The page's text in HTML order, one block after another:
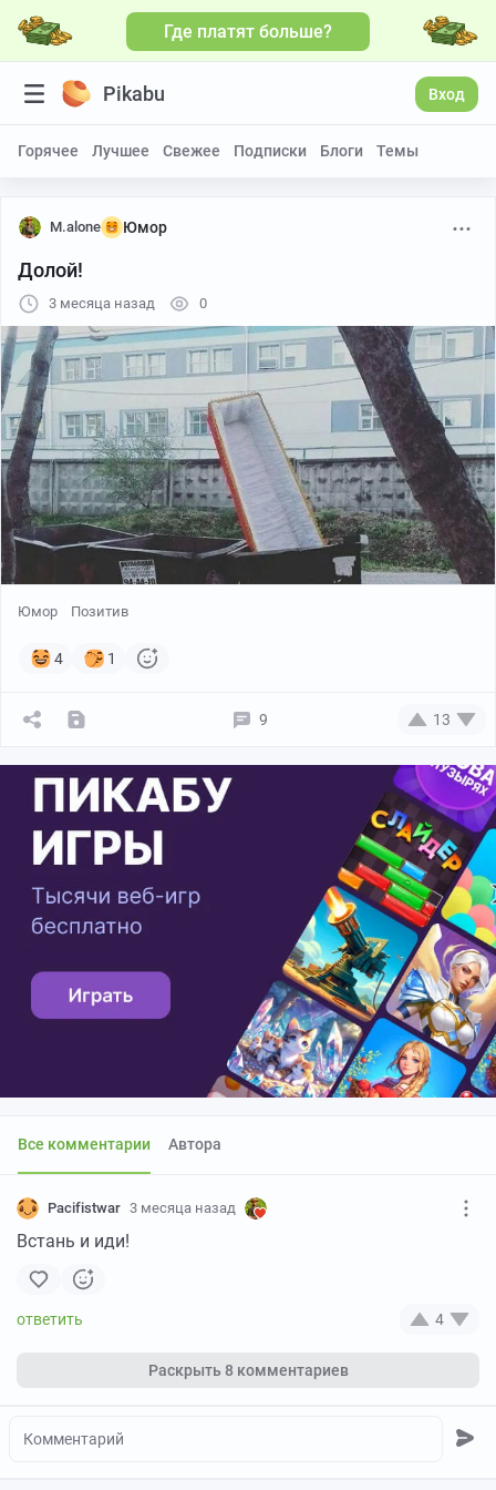
Где платят больше?
Pikabu Вход
Горячее Лучшее Свежее Подписки Блоги Темы
M.alone Юмор
Долой!
3 месяца назад 0
Юмор Позитив
4 1
9 13
Все комментарии Автора
Pacifistwar 3 месяца назад
Встань и иди!
4
Раскрыть8 комментариев